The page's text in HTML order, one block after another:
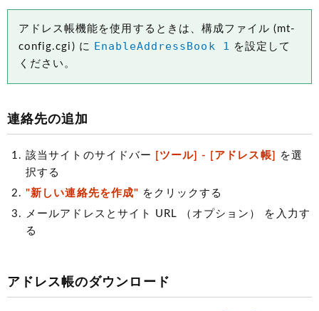
アドレス帳機能を使用するときは、構成ファイル(mt-
config.cgi) に EnableAddressBook 1 を設定して
ください。
連絡先の追加
該当サイトのサイドバー [ツール] - [アドレス帳]
を選
択する
"新しい連絡先を作成" をクリックする
メールアドレスとサイト URL
（オプション）
を入力す
る
アドレス帳のダウンロード